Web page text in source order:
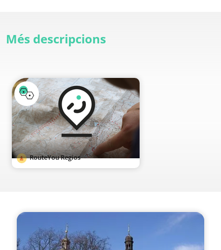
Més descripcions
RouteYou Regios